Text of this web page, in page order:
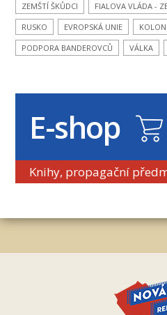
ZEMŠTÍ ŠKŮDCI
FIALOVA VLÁDA -
RUSKO
EVROPSKÁ UNIE
PODPORA BANDEROVCŮ
VÁLKA
E-shop
Knihy, propagační